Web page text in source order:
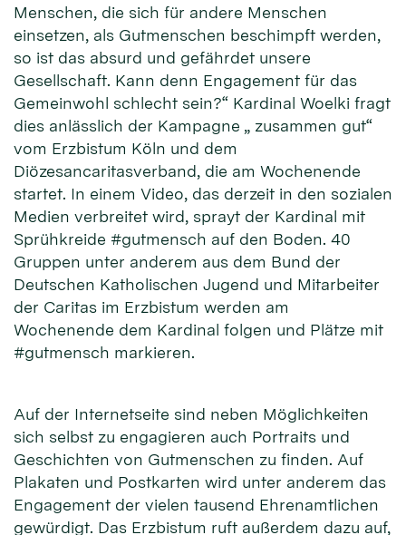
Menschen, die sich für andere Menschen
einsetzen, als Gutmenschen beschimpft werden,
so ist das absurd und gefährdet unsere
Gesellschaft. Kann denn Engagement für das
Gemeinwohl schlecht sein?“ Kardinal Woelki fragt
dies anlässlich der Kampagne „ zusammen gut“
vom Erzbistum Köln und dem
Diözesancaritasverband, die am Wochenende
startet. In einem Video, das derzeit in den sozialen
Medien verbreitet wird, sprayt der Kardinal mit
Sprühkreide #gutmensch auf den Boden. 40
Gruppen unter anderem aus dem Bund der
Deutschen Katholischen Jugend und Mitarbeiter
der Caritas im Erzbistum werden am
Wochenende dem Kardinal folgen und Plätze mit
#gutmensch markieren.
Auf der Internetseite sind neben Möglichkeiten
sich selbst zu engagieren auch Portraits und
Geschichten von Gutmenschen zu finden. Auf
Plakaten und Postkarten wird unter anderem das
Engagement der vielen tausend Ehrenamtlichen
gewürdigt. Das Erzbistum ruft außerdem dazu auf,